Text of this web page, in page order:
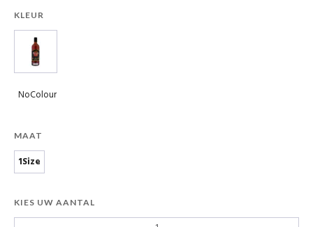
KLEUR
NoColour
MAAT
1Size
KIES UW AANTAL